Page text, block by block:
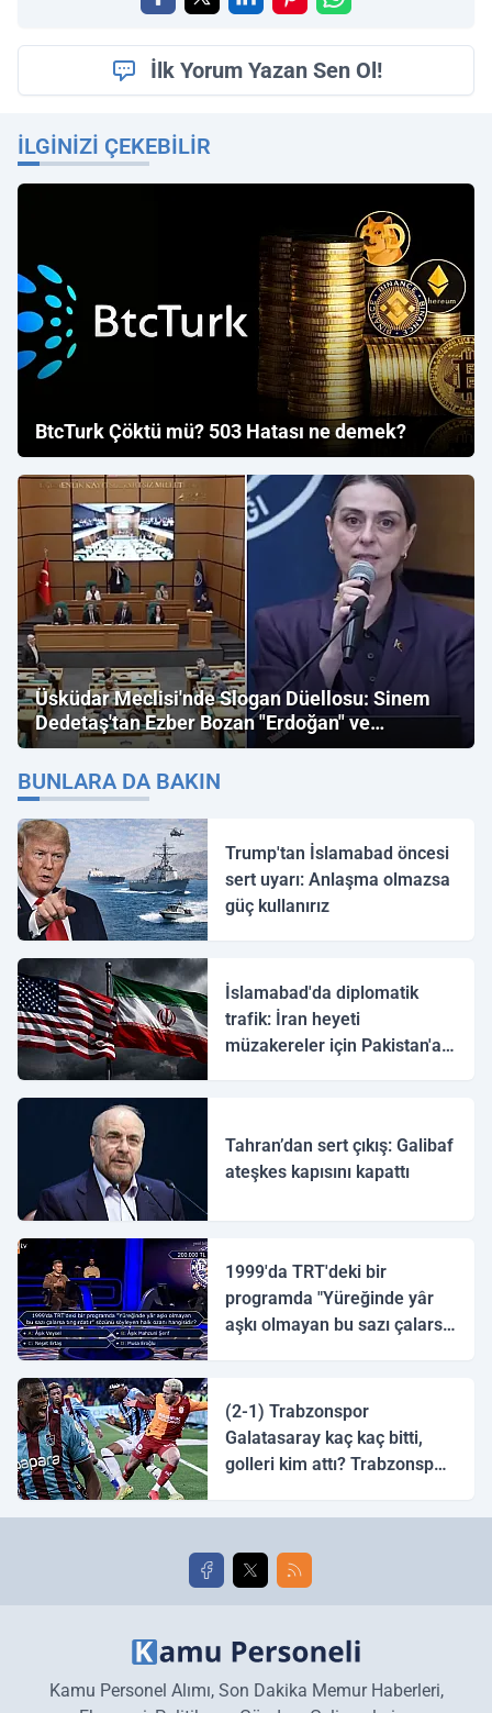
İlk Yorum Yazan Sen Ol!
İLGINIZI ÇEKEBILIR
BtcTurk Çöktü mü? 503 Hatası ne demek?
Üsküdar Meclisi'nde Slogan Düellosu: Sinem
Dedetaş'tan Ezber Bozan "Erdoğan" ve
"İmamoğlu" Çıkışı!
BUNLARA DA BAKIN
Trump'tan İslamabad öncesi
sert uyarı: Anlaşma olmazsa
güç kullanırız
İslamabad'da diplomatik
trafik: İran heyeti
müzakereler için Pakistan'a
Tahran’dan sert çıkış: Galibaf
ateşkes kapısını kapattı
1999'da TRT'deki bir
programda "Yüreğinde yâr
aşkı olmayan bu sazı çalarsa
(2-1) Trabzonspor
Galatasaray kaç kaç bitti,
golleri kim attı? Trabzonspor
golleri!
Kamu Personel Alımı, Son Dakika Memur Haberleri,